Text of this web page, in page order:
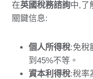
在英國稅務諮詢中,了
關鍵信息:
個人所得稅:免稅
到45%不等。
資本利得稅:稅率